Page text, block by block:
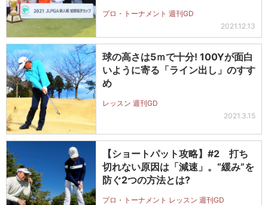
プロ・トーナメント 週刊GD
2021.12.13
球の高さは5ｍで十分! 100Yが面白
いように寄る「ライン出し」のすす
め
レッスン 週刊GD
2021.3.15
【ショートパット攻略】#2 打ち
切れない原因は「減速」。“緩み”を
防ぐ2つの方法とは?
プロ・トーナメント レッスン 週刊GD